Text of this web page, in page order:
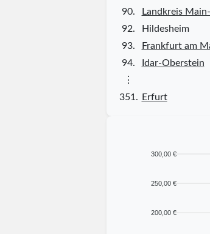
90.
Landkreis
92.
Hildesheim
93.
Frankfurt am
94.
Idar-Oberstein
⋮
351.
Erfurt
300,00 €
250,00 €
200,00 €